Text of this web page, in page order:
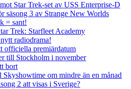
Star Trek-set av USS Enterprise-D
säsong 3 av Strange New Worlds
= sant!
Trek: Starfleet Academy
radiodrama!
officiella premiärdatum
till Stockholm i november
bort
Skyshowtime om mindre än en månad
2 att visas i Sverige?